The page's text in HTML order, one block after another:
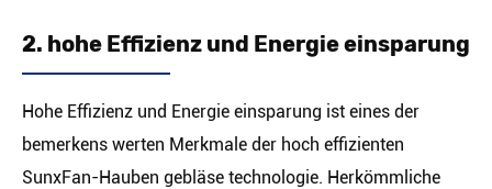
2. hohe Effizienz und Energie einsparung
Hohe Effizienz und Energie einsparung ist eines der
bemerkens werten Merkmale der hoch effizienten
SunxFan-Hauben gebläse technologie. Herkömmliche